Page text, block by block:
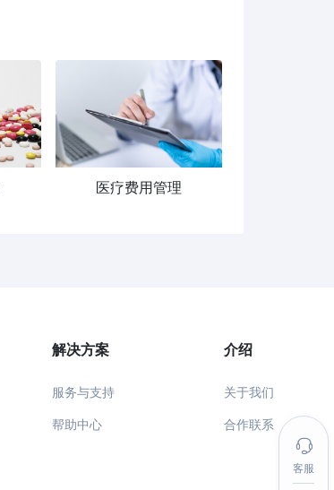
医疗费用管理
客服
解决方案
服务与支持
帮助中心
介绍
关于我们
合作联系